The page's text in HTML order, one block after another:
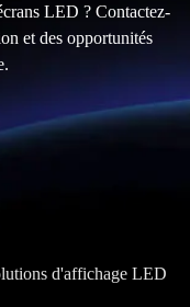
LED ? Contactez-
et des opportunités
d'affichage LED